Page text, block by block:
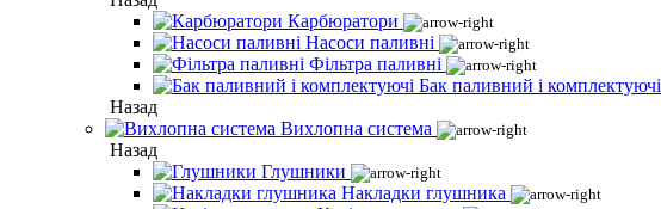
Карбюратори
Насоси паливні
Фільтра паливні
Бак паливний і комплектуючі
Назад
Вихлопна система
Назад
Глушники
Накладки глушника